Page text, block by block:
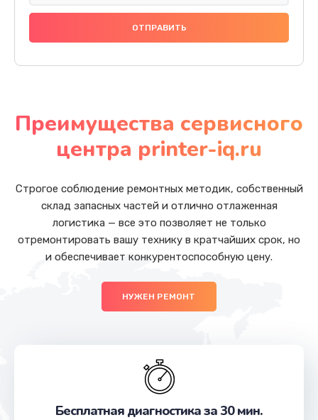
Преимущества сервисного
центра printer-iq.ru
Строгое соблюдение ремонтных методик, собственный
склад запасных частей и отлично отлаженная
логистика — все это позволяет не только
отремонтировать вашу технику в кратчайших срок, но
и обеспечивает конкурентоспособную цену.
НУЖЕН РЕМОНТ
Бесплатная диагностика за 30 мин.